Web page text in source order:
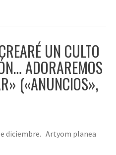
UN CULTO
ADORAREMOS
(«ANUNCIOS»,
diciembre. Artyom planea